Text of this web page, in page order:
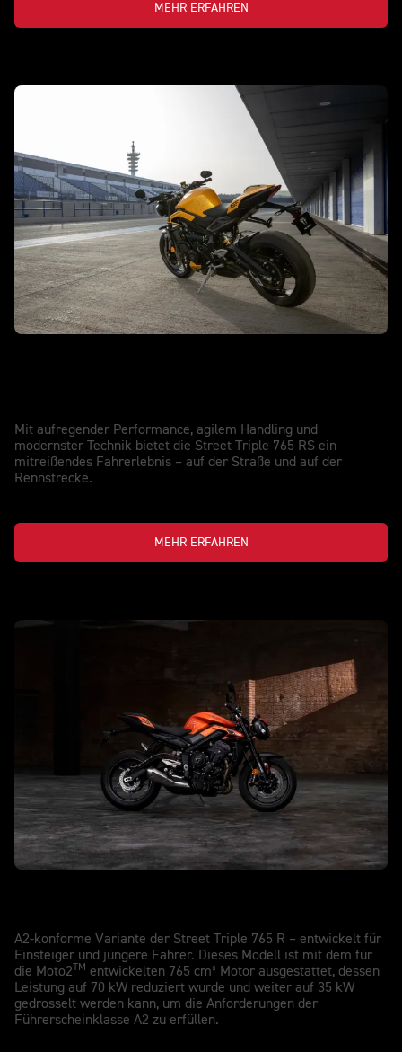
MEHR ERFAHREN
Mit aufregender Performance, agilem Handling und
modernster Technik bietet die Street Triple 765 RS ein
mitreißendes Fahrerlebnis – auf der Straße und auf der
Rennstrecke.
MEHR ERFAHREN
A2-konforme Variante der Street Triple 765 R – entwickelt für
Einsteiger und jüngere Fahrer. Dieses Modell ist mit dem für
die Moto2TM entwickelten 765 cm³ Motor ausgestattet, dessen
Leistung auf 70 kW reduziert wurde und weiter auf 35 kW
gedrosselt werden kann, um die Anforderungen der
Führerscheinklasse A2 zu erfüllen.